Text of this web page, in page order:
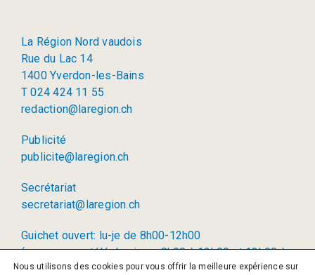
La Région Nord vaudois
Rue du Lac 14
1400 Yverdon-les-Bains
T 024 424 11 55
redaction@laregion.ch
Publicité
publicite@laregion.ch
Secrétariat
secretariat@laregion.ch
Guichet ouvert: lu-je de 8h00-12h00
(permanence téléphonique: 8h00 à 12h00 et 13h00 à
17h00)
Nous utilisons des cookies pour vous offrir la meilleure expérience sur